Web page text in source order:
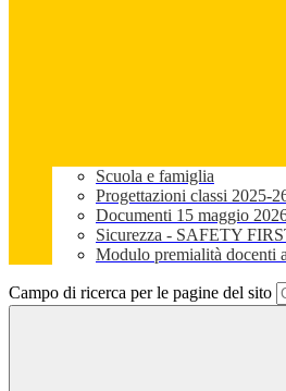
Scuola e famiglia
Progettazioni classi 2025-
Documenti 15 maggio
Sicurezza - SAFETY
Modulo premialità docenti
Campo di ricerca per le pagine del sito